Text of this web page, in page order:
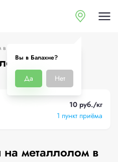
Вы в Балахне?
Да Нет
Балахне
в Балахне
10 руб./кг
1 пункт приёма
металлолом в